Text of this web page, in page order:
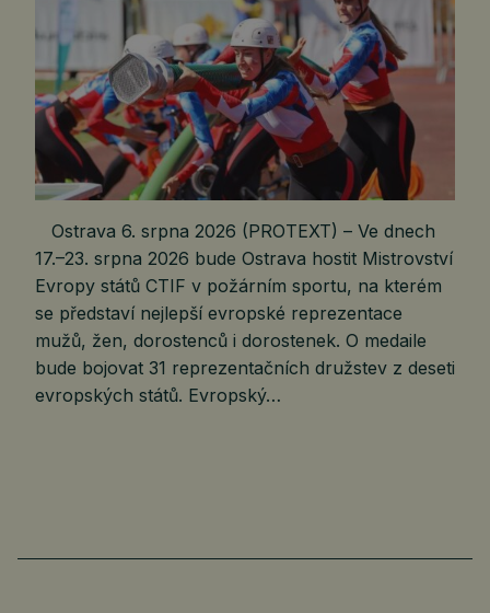
Ostrava 6. srpna 2026 (PROTEXT) – Ve dnech
17.–23. srpna 2026 bude Ostrava hostit Mistrovství
Evropy států CTIF v požárním sportu, na kterém
se představí nejlepší evropské reprezentace
mužů, žen, dorostenců i dorostenek. O medaile
bude bojovat 31 reprezentačních družstev z deseti
evropských států. Evropský…